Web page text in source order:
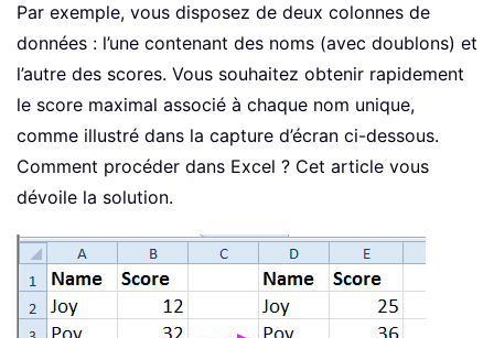
Par exemple, vous disposez de deux colonnes de
données : l’une contenant des noms (avec doublons) et
l’autre des scores. Vous souhaitez obtenir rapidement
le score maximal associé à chaque nom unique,
comme illustré dans la capture d’écran ci-dessous.
Comment procéder dans Excel ? Cet article vous
dévoile la solution.